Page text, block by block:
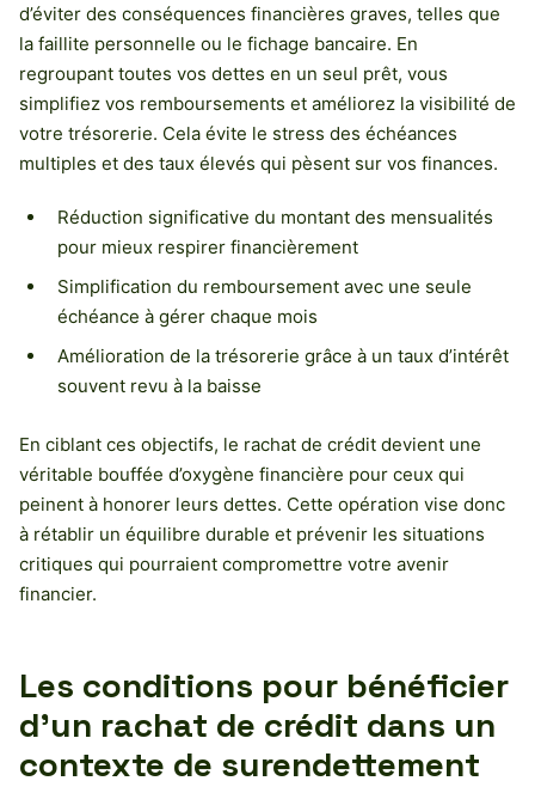
d’éviter des conséquences financières graves, telles que
la faillite personnelle ou le fichage bancaire. En
regroupant toutes vos dettes en un seul prêt, vous
simplifiez vos remboursements et améliorez la visibilité de
votre trésorerie. Cela évite le stress des échéances
multiples et des taux élevés qui pèsent sur vos finances.
Réduction significative du montant des mensualités
pour mieux respirer financièrement
Simplification du remboursement avec une seule
échéance à gérer chaque mois
Amélioration de la trésorerie grâce à un taux d’intérêt
souvent revu à la baisse
En ciblant ces objectifs, le rachat de crédit devient une
véritable bouffée d’oxygène financière pour ceux qui
peinent à honorer leurs dettes. Cette opération vise donc
à rétablir un équilibre durable et prévenir les situations
critiques qui pourraient compromettre votre avenir
financier.
Les conditions pour bénéficier
d’un rachat de crédit dans un
contexte de surendettement